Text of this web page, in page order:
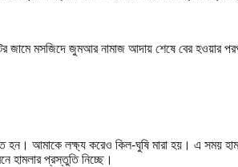
জামে মসজিদে জুমআর নামাজ আদায় শেষে বের হওয়ার
আমাকে লক্ষ্য করেও কিল-ঘুষি মারা হয়। এ সময়
হামলার প্রস্তুতি নিচ্ছে।